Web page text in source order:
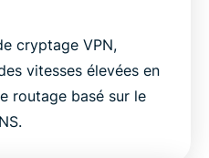
cryptage VPN,
vitesses élevées en
routage basé sur le